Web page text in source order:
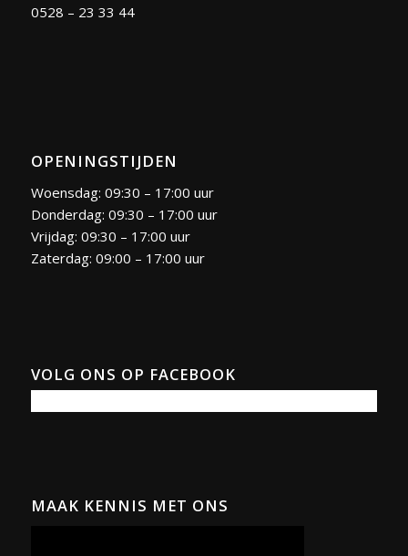
0528 – 23 33 44
OPENINGSTIJDEN
Woensdag: 09:30 – 17:00 uur
Donderdag: 09:30 – 17:00 uur
Vrijdag: 09:30 – 17:00 uur
Zaterdag: 09:00 – 17:00 uur
VOLG ONS OP FACEBOOK
MAAK KENNIS MET ONS